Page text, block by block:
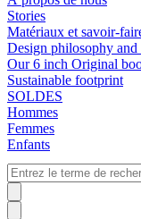
Stories
Matériaux et savoir-
Design philosophy and
Our 6 inch Original
Sustainable footprint
SOLDES
Hommes
Femmes
Enfants